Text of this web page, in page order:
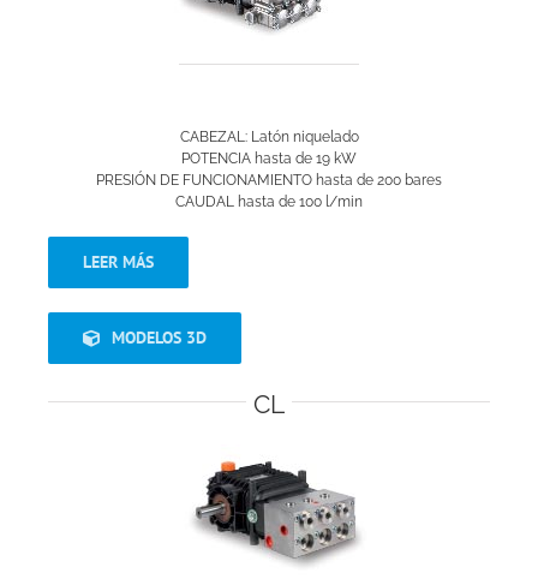
CABEZAL: Latón niquelado
POTENCIA hasta de 19 kW
PRESIÓN DE FUNCIONAMIENTO hasta de 200 bares
CAUDAL hasta de 100 l/min
LEER MÁS
MODELOS 3D
CL